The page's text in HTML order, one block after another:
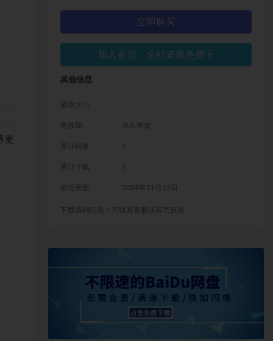
更
立即购买
加入会员，全站资源免费下
其他信息
剧本大小
有效期 永久有效
累计销量 2
累计下载 6
最近更新 2024年11月13日
下载遇到问题？可联系客服或留言反馈